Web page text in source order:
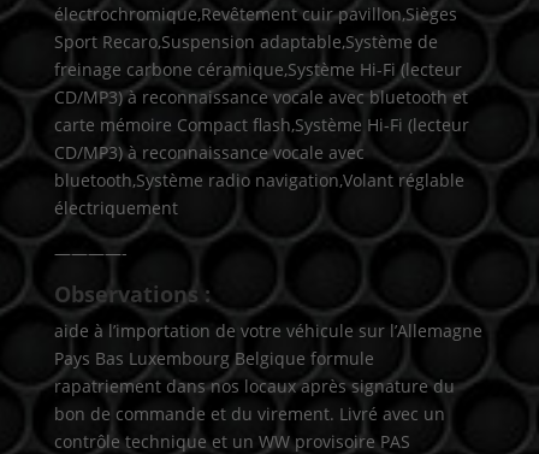
électrochromique,Revêtement cuir pavillon,Sièges
Sport Recaro,Suspension adaptable,Système de
freinage carbone céramique,Système Hi-Fi (lecteur
CD/MP3) à reconnaissance vocale avec bluetooth et
carte mémoire Compact flash,Système Hi-Fi (lecteur
CD/MP3) à reconnaissance vocale avec
bluetooth,Système radio navigation,Volant réglable
électriquement
————-
Observations :
aide à l’importation de votre véhicule sur l’Allemagne
Pays Bas Luxembourg Belgique formule
rapatriement dans nos locaux après signature du
bon de commande et du virement. Livré avec un
contrôle technique et un WW provisoire PAS